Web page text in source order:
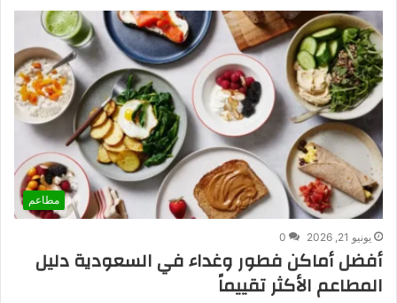
مطاعم
يونيو 21, 2026 0
أفضل أماكن فطور وغداء في السعودية دليل
المطاعم الأكثر تقييماً